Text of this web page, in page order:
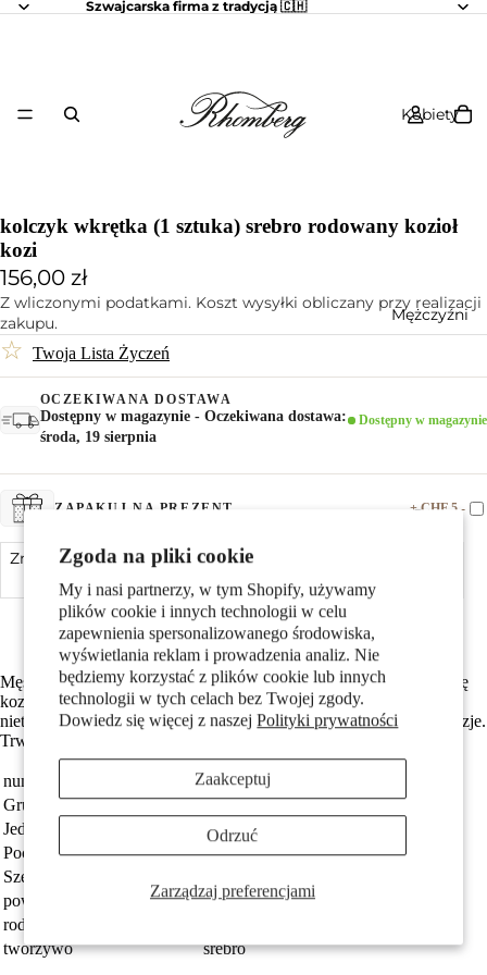
Zgoda na pliki cookie
My i nasi partnerzy, w tym Shopify, używamy
plików cookie i innych technologii w celu
zapewnienia spersonalizowanego środowiska,
wyświetlania reklam i prowadzenia analiz. Nie
będziemy korzystać z plików cookie lub innych
technologii w tych celach bez Twojej zgody.
Dowiedz się więcej z naszejPolityki prywatności
Zarządzaj preferencjami
Zaakceptuj
Odrzuć
Szwajcarska firma z tradycją 🇨🇭
Kobiety
Mężczyźni
Pary
kolczyk wkrętka (1 sztuka) srebro rodowany kozioł
kozi
156,00 zł
Z wliczonymi podatkami. Koszt wysyłki obliczany przy realizacji
zakupu.
☆ Twoja Lista Życzeń
OCZEKIWANA DOSTAWA
Dostępny w magazynie - Oczekiwana dostawa:
środa, 19 sierpnia
Dostępny w magazynie
ZAPAKUJ NA PREZENT + CHF 5.-
Zmniejsz ilość
Made in Germany
Srebro próby 925 z próbą 925
Męski kolczyk wkrętka wykonany ze srebra, przedstawiający głowę
kozicy. Stylowy i oryginalny dodatek dla mężczyzn ceniących
nietuzinkową biżuterię. Idealny na co dzień oraz na wyjątkowe okazje.
Trwały i starannie wykonany detal przyciągający uwagę.
numer zamówienia
550401
Grupa docelowa
Mężczyźni
Jednostka
sztuka
Pochodzenie
Made in Germany
Szerokość
powłoka
rodowany
rodzaj biżuterii
tworzywo
srebro